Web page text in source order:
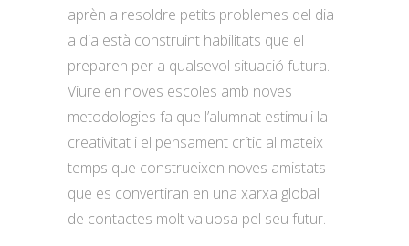
aprèn a resoldre petits problemes del dia
a dia està construint habilitats que el
preparen per a qualsevol situació futura.
Viure en noves escoles amb noves
metodologies fa que l’alumnat estimuli la
creativitat i el pensament crític al mateix
temps que construeixen noves amistats
que es convertiran en una xarxa global
de contactes molt valuosa pel seu futur.